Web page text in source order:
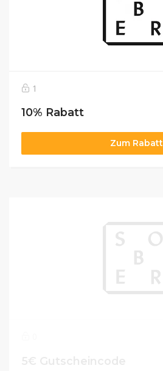
1
10% Rabatt
Zum Rabatt